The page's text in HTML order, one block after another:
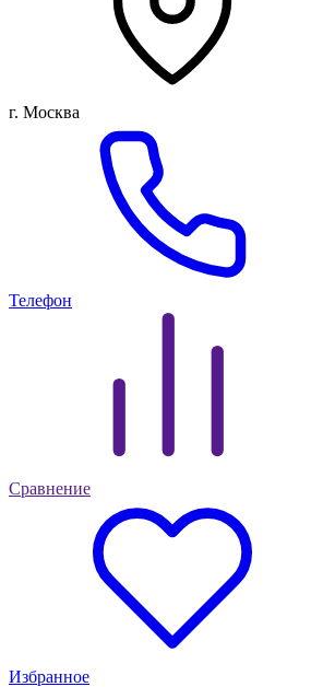
г. Москва
Телефон
Сравнение
Избранное